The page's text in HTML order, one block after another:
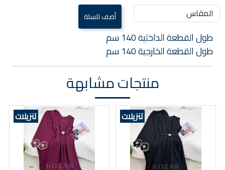
طول القطعة الداخلية 140 سم
طول القطعة الخارجية 140 سم
منتجات مشابهة
تنزيلات تنزيلات